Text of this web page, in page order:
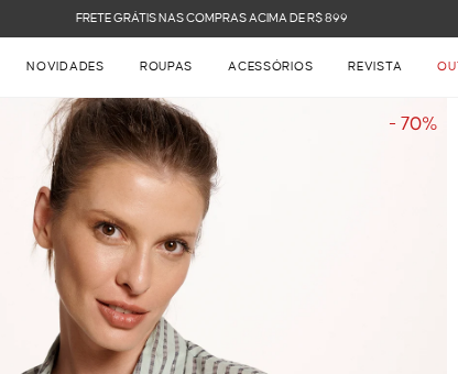
FRETE GRÁTIS NAS COMPRAS ACIMA DE R$ 899
NOVIDADES ROUPAS ACESSÓRIOS REVISTA
- 70%